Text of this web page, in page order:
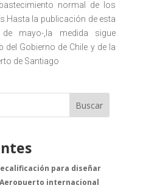
normal de los
la publicación de esta
mayo-,la medida sigue
del Gobierno de Chile y de la
de Santiago
Buscar
para diseñar
internacional